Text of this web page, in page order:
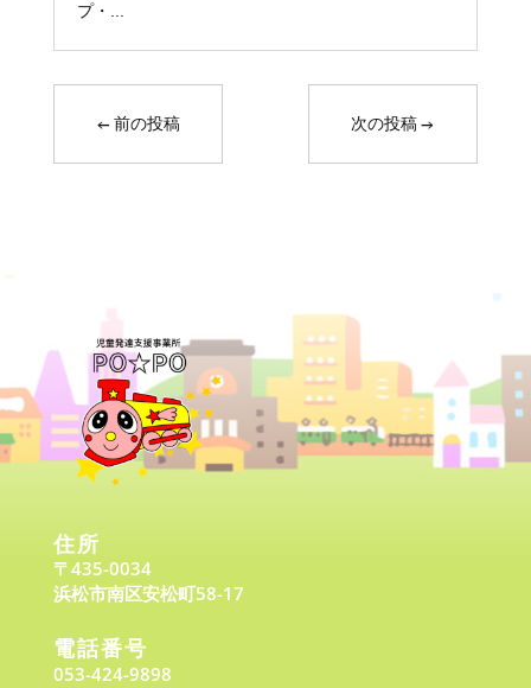
プ・...
←前の投稿 次の投稿→
住所
〒435-0034
浜松市南区安松町58-17
電話番号
053-424-9898